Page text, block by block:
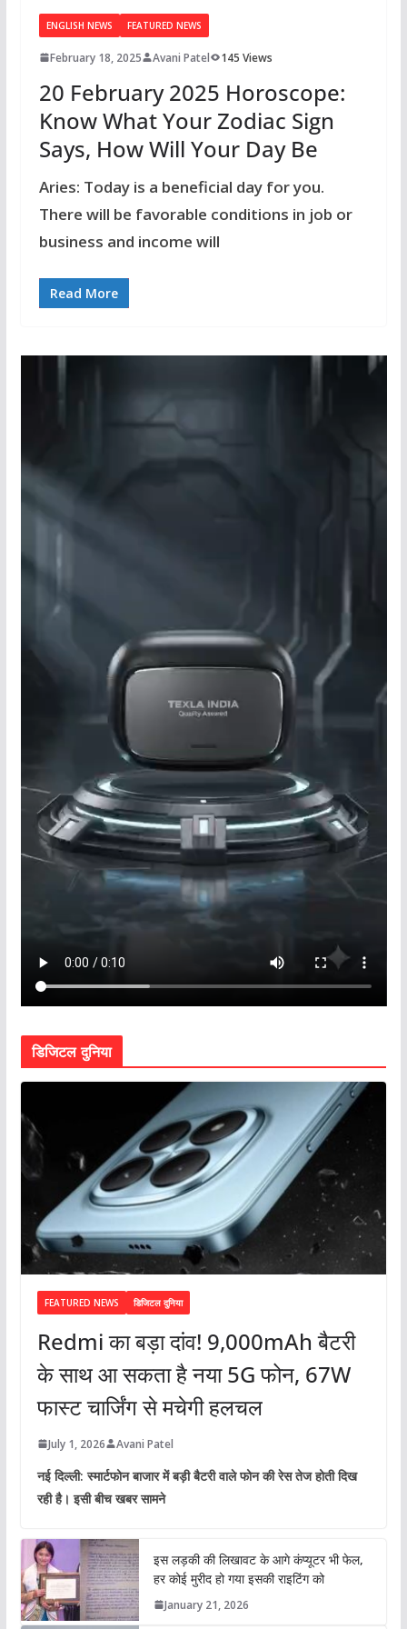
ENGLISH NEWS FEATURED NEWS
February 18, 2025 Avani Patel 145 Views
20 February 2025 Horoscope:
Know What Your Zodiac Sign
Says, How Will Your Day Be
Aries: Today is a beneficial day for you.
There will be favorable conditions in job or
business and income will
Read More
डिजिटल दुनिया
FEATURED NEWS डिजिटल दुनिया
Redmi का बड़ा दांव! 9,000mAh बैटरी
के साथ आ सकता है नया 5G फोन, 67W
फास्ट चार्जिंग से मचेगी हलचल
July 1, 2026 Avani Patel
नई दिल्ली: स्मार्टफोन बाजार में बड़ी बैटरी वाले फोन की रेस तेज होती दिख
रही है। इसी बीच खबर सामने
इस लड़की की लिखावट के आगे कंप्यूटर भी फेल,
हर कोई मुरीद हो गया इसकी राइटिंग को
January 21, 2026